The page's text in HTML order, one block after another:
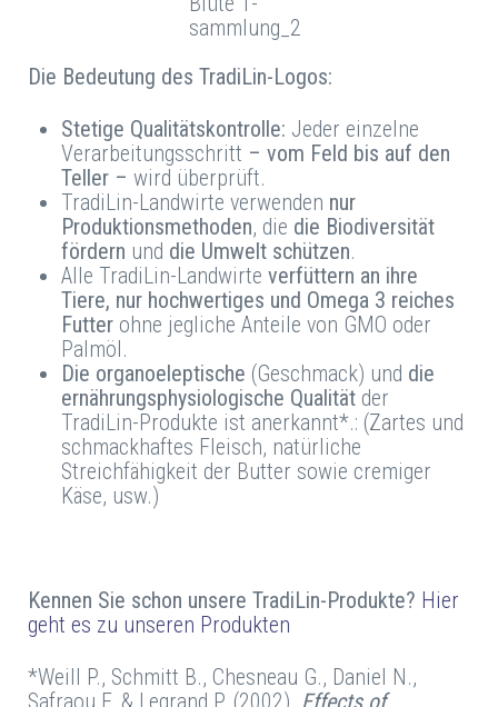
Die Bedeutung des TradiLin-Logos:
Stetige Qualitätskontrolle: Jeder einzelne
Verarbeitungsschritt – vom Feld bis auf den
Teller – wird überprüft.
TradiLin-Landwirte verwenden nur
Produktionsmethoden, die die Biodiversität
fördern und die Umwelt schützen.
Alle TradiLin-Landwirte verfüttern an ihre
Tiere, nur hochwertiges und Omega 3 reiches
Futter ohne jegliche Anteile von GMO oder
Palmöl.
Die organoeleptische (Geschmack) und die
ernährungsphysiologische Qualität der
TradiLin-Produkte ist anerkannt*.: (Zartes und
schmackhaftes Fleisch, natürliche
Streichfähigkeit der Butter sowie cremiger
Käse, usw.)
Kennen Sie schon unsere TradiLin-Produkte? Hier
geht es zu unseren Produkten
*Weill P., Schmitt B., Chesneau G., Daniel N.,
Safraou F. & Legrand P. (2002). Effects of